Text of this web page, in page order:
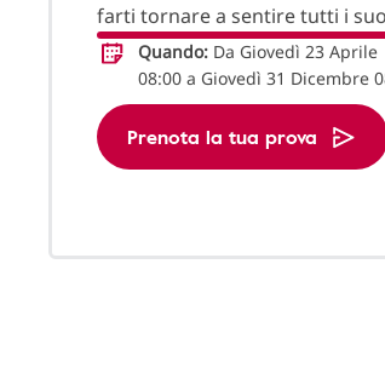
farti tornare a sentire tutti i
Quando: Da Giovedì 23 Aprile
08:00 a Giovedì 31 Dicembre
Prenota la tua prova